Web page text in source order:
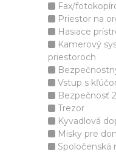
Fax/
Priestor na
Hasiace
Kamerový
priestoroch
Vstup s
Bezpečnosť
Trezor
Kyvadlová
Misky pre
Spoločenská